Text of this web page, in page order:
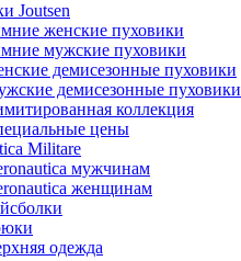
Joutsen
женские пуховики
мужские пуховики
демисезонные пуховики
демисезонные пуховики
коллекция
цены
Militare
мужчинам
женщинам
одежда